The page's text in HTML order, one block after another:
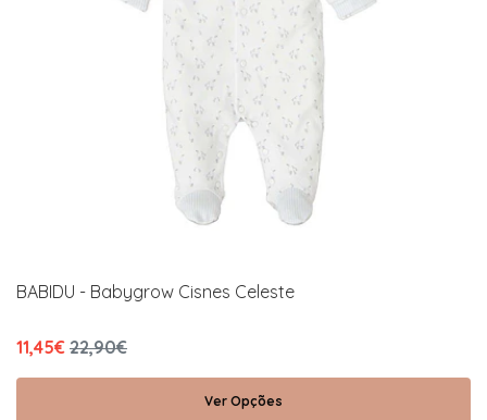
BABIDU - Babygrow Cisnes Celeste
11,45€ 22,90€
Ver Opções